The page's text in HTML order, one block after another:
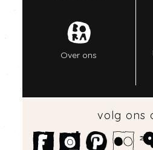
Over ons
volg ons